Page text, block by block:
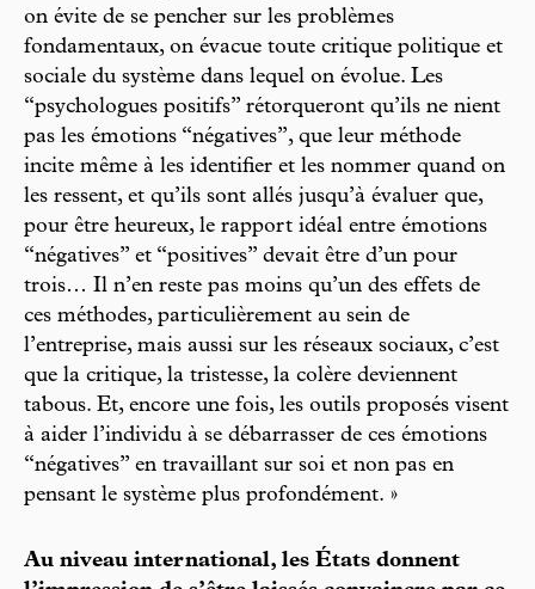
on évite de se pencher sur les problèmes
fondamentaux, on évacue toute critique politique et
sociale du système dans lequel on évolue. Les
“psychologues positifs” rétorqueront qu’ils ne nient
pas les émotions “négatives”, que leur méthode
incite même à les identifier et les nommer quand on
les ressent, et qu’ils sont allés jusqu’à évaluer que,
pour être heureux, le rapport idéal entre émotions
“négatives” et “positives” devait être d’un pour
trois… Il n’en reste pas moins qu’un des effets de
ces méthodes, particulièrement au sein de
l’entreprise, mais aussi sur les réseaux sociaux, c’est
que la critique, la tristesse, la colère deviennent
tabous. Et, encore une fois, les outils proposés visent
à aider l’individu à se débarrasser de ces émotions
“négatives” en travaillant sur soi et non pas en
pensant le système plus profondément. »
Au niveau international, les États donnent